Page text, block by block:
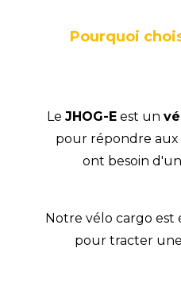
Pourquoi
Le JHOG-E est un
pour répondre
ont besoin
Notre vélo cargo est
pour tracter